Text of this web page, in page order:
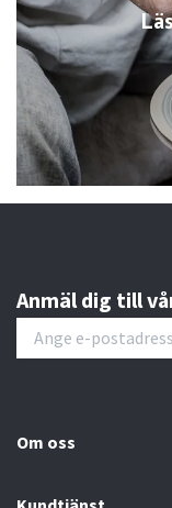
Anmäl dig till
Om oss